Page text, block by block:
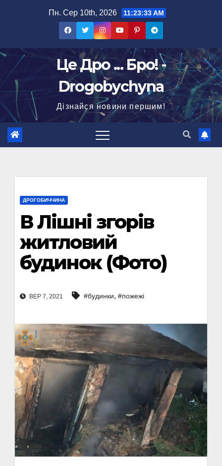
Пн. Сер 10th, 2026 11:23:34 AM
Це Дро ... Бро! -
Drogobychyna
Дізнайся новини першим!
ДРОГОБИЧЧИНА
В Лішні згорів
житловий
будинок (Фото)
ВЕР 7, 2021 #будинки, #пожежі